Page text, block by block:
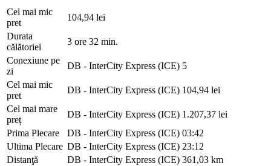
Cel mai mic
pret
104,94 lei
Durata
călătoriei
3 ore 32 min.
Conexiune pe
zi
DB - InterCity Express (ICE) 5
Cel mai mic
pret
DB - InterCity Express (ICE) 104,94 lei
Cel mai mare
preț
DB - InterCity Express (ICE) 1.207,37 lei
Prima Plecare
DB - InterCity Express (ICE) 03:42
Ultima Plecare DB - InterCity Express (ICE) 23:12
Distanţă
DB - InterCity Express (ICE) 361,03 km